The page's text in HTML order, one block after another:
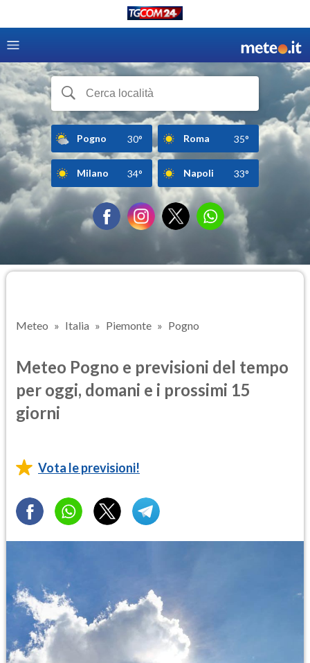
Pogno 30° Roma 35°
Milano 34° Napoli 33°
Meteo Italia Piemonte Pogno
Meteo Pogno e previsioni del tempo
per oggi, domani e i prossimi 15
giorni
Vota le previsioni!